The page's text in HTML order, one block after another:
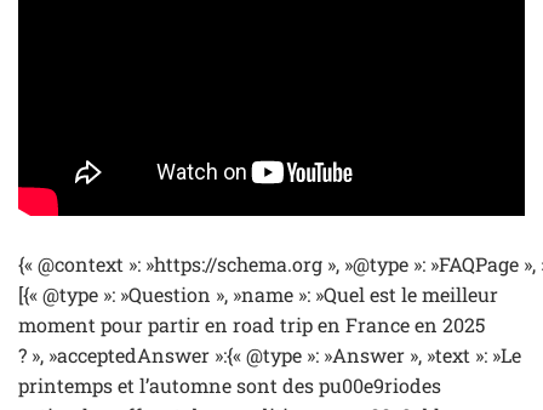
{« @context »: »https://schema.org », »@type »: »FAQPage
[{« @type »: »Question », »name »: »Quel est le meilleur
moment pour partir en road trip en France en 2025
? », »acceptedAnswer »:{« @type »: »Answer », »text »: »Le
printemps et l’automne sont des pu00e9riodes